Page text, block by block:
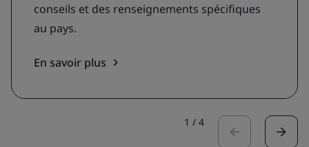
conseils et des renseignements spécifiques
au pays.
En savoir plus
1 / 4